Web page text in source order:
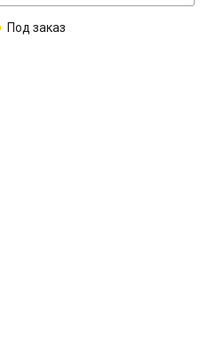
Под заказ